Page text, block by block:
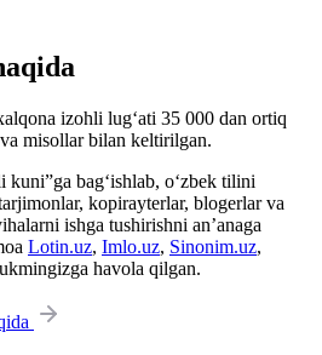
izohli lug‘ati 35 000 dan ortiq
misollar bilan keltirilgan.
bag‘ishlab, o‘zbek tilini
kopirayterlar, blogerlar va
ishga tushirishni an’anaga
Lotin.uz, Imlo.uz, Sinonim.uz,
havola qilgan.